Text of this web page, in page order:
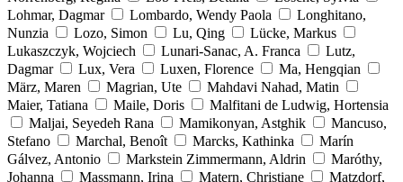
Lohmar, Dagmar
Lombardo, Wendy Paola
Longhitano,
Nunzia
Lozo, Simon Lu, Qing
Lücke, Markus
Lukaszczyk, Wojciech
Lunari-Sanac, A. Franca
Lutz,
Dagmar
Lux, Vera Luxen, Florence
Ma, Hengqian
März, Maren
Magrian, Ute
Mahdavi Nahad, Matin
Maier, Tatiana
Maile, Doris
Malfitani de Ludwig, Hortensia
Maljai, Seyedeh Rana
Mamikonyan, Astghik
Mancuso,
Stefano
Marchal, Benoît Marcks, Kathinka
Marín
Gálvez, Antonio
Markstein Zimmermann, Aldrin
Maróthy,
Johanna
Massmann, Irina Matern, Christiane
Matzdorf,